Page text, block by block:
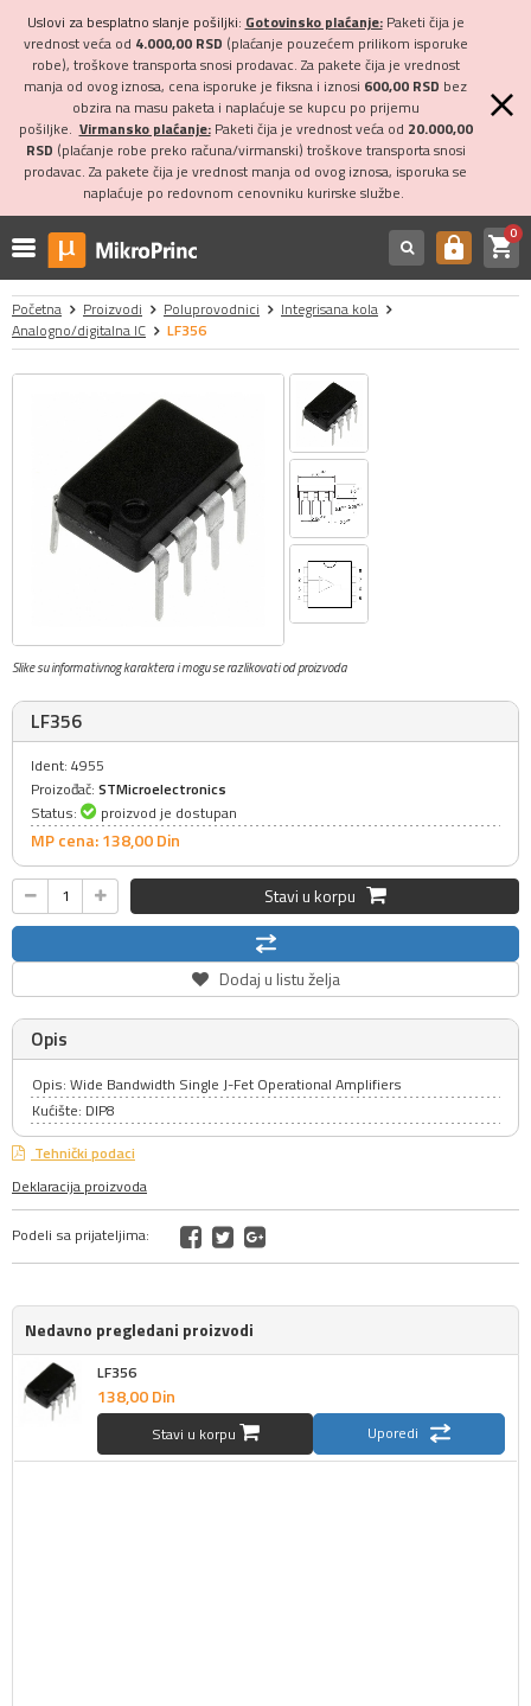
Uslovi za besplatno slanje pošiljki: Gotovinsko plaćanje:Paketi čija je
vrednost veća od 4.000,00 RSD (plaćanje pouzećem prilikom isporuke
robe), troškove transporta snosi prodavac. Za pakete čija je vrednost
manja od ovog iznosa, cena isporuke je fiksna i iznosi 600,00 RSD bez
obzira na masu paketa i naplaćuje se kupcu po prijemu
pošiljke. Virmansko plaćanje:Paketi čija je vrednost veća od 20.000,00
RSD (plaćanje robe preko računa/virmanski) troškove transporta snosi
prodavac. Za pakete čija je vrednost manja od ovog iznosa, isporuka se
naplaćuje po redovnom cenovniku kurirske službe.
https shopping_cart0
Početna Proizvodi Poluprovodnici
Integrisana kola
Analogno/digitalna IC
LF356
Slike su informativnog karaktera i mogu se razlikovati od proizvoda
LF356
Ident: 4955
Proizođač: STMicroelectronics
Status:
proizvod je dostupan
MP cena: 138,00Din
Stavi u korpu
Dodaj u listu želja
Opis
Opis: Wide Bandwidth Single J-Fet Operational Amplifiers
Kućište: DIP8
Tehnički podaci
Deklaracija proizvoda
Podeli sa prijateljima:
Nedavno pregledani proizvodi
LF356
138,00Din
Stavi u korpu Uporedi